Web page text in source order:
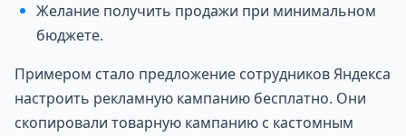
Желание получить продажи при минимальном
бюджете.
Примером стало предложение сотрудников Яндекса
настроить рекламную кампанию бесплатно. Они
скопировали товарную кампанию с кастомным